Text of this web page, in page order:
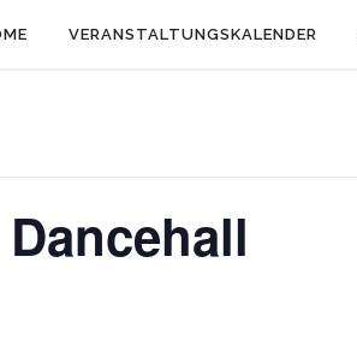
VERANSTALTUNGSKALENDER